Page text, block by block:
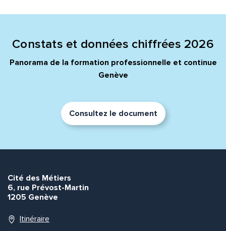
Constats et données chiffrées 2026
Panorama de la formation professionnelle et continue
Genève
Consultez le document
Cité des Métiers
6, rue Prévost-Martin
1205 Genève
Itinéraire